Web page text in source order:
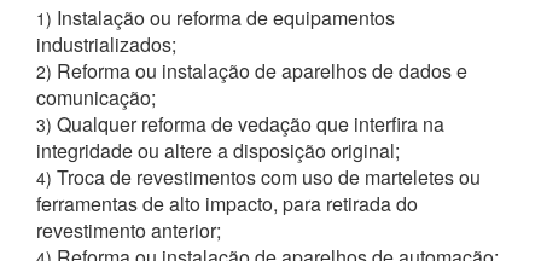
1) Instalação ou reforma de equipamentos
industrializados;
2) Reforma ou instalação de aparelhos de dados e
comunicação;
3) Qualquer reforma de vedação que interfira na
integridade ou altere a disposição original;
4) Troca de revestimentos com uso de marteletes ou
ferramentas de alto impacto, para retirada do
revestimento anterior;